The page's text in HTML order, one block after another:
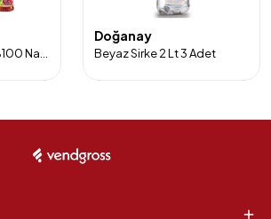
Doğanay
Beyaz Sirke 2 Lt 3 Adet